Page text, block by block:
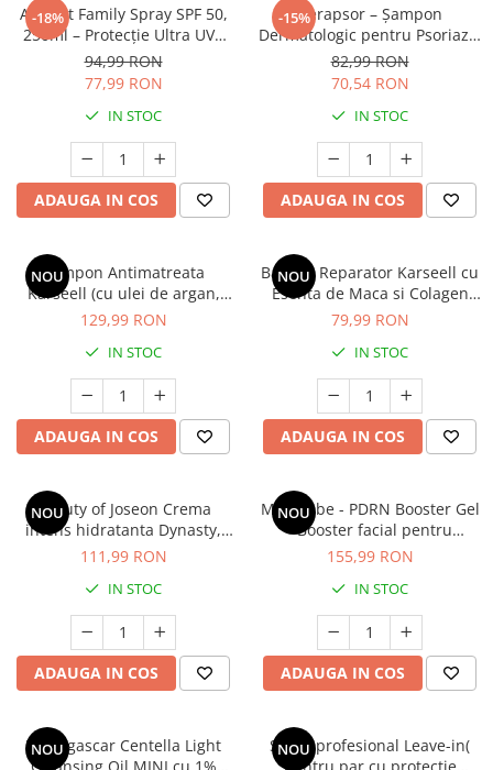
-18%
Altruist Family Spray SPF 50,
250ml – Protecție Ultra UVA
5★ (PPD 48)
94,99 RON
77,99 RON
IN STOC
ADAUGA IN COS
-15%Cerapsor – Șampon
Dermatologic pentru Psoriazis
(200ml)
82,99 RON
70,54 RON
IN STOC
ADAUGA IN COS
NOU
Sampon Antimatreata
Karseell (cu ulei de argan,
extracte din plante si vitamina
scalp sanatos si par
stralucitor) * 500ML
129,99 RON
IN STOC
ADAUGA IN COS
NOU
Balsam Reparator Karseell cu
Esenta de Maca si Colagen
(Hidratare Intensa pentru Par
79,99 RON
IN STOC
ADAUGA IN COS
NOU
Beauty of Joseon Crema
intens hidratanta Dynasty,
50ml(crusta de orez, apa de
niacinamide,)
111,99 RON
IN STOC
ADAUGA IN COS
NOU
Medicube - PDRN Booster Gel
- Booster facial pentru
fermitate - 300ml
155,99 RON
IN STOC
ADAUGA IN COS
NOU
Madagascar Centella Light
NOU
Spray profesional Leave-in(